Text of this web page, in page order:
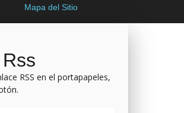
Mapa del Sitio
RSS en el portapapeles,